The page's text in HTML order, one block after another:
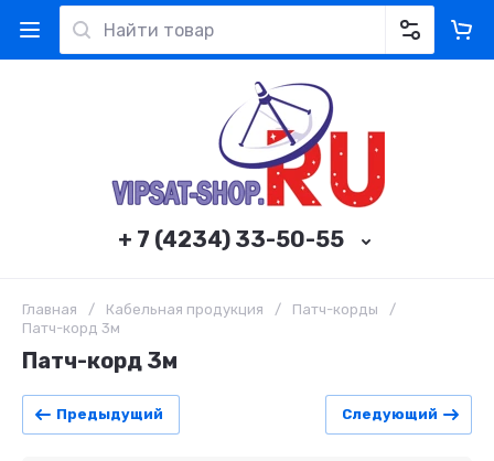
+ 7 (4234) 33-50-55
Главная / Кабельная продукция / Патч-корды
/
Патч-корд 3м
Патч-корд 3м
Предыдущий Следующий